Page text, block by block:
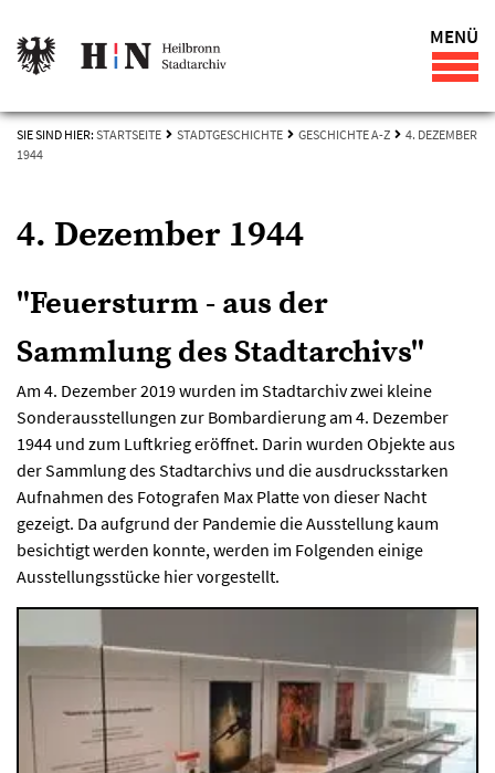
MENÜ
SIE SIND HIER: STARTSEITE STADTGESCHICHTE GESCHICHTE A-Z
4. DEZEMBER
1944
4. Dezember 1944
"Feuersturm - aus der
Sammlung des Stadtarchivs"
Am 4. Dezember 2019 wurden im Stadtarchiv zwei kleine
Sonderausstellungen zur Bombardierung am 4. Dezember
1944 und zum Luftkrieg eröffnet. Darin wurden Objekte aus
der Sammlung des Stadtarchivs und die ausdrucksstarken
Aufnahmen des Fotografen Max Platte von dieser Nacht
gezeigt. Da aufgrund der Pandemie die Ausstellung kaum
besichtigt werden konnte, werden im Folgenden einige
Ausstellungsstücke hier vorgestellt.